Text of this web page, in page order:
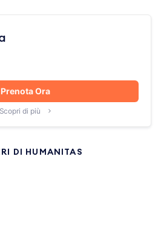
Prenota Ora
Scopri di più
DI HUMANITAS